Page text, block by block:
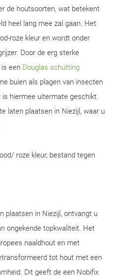
de houtsoorten, wat betekent
heel lang mee zal gaan. Het
roze kleur en wordt onder
Door de erg sterke
een Douglas schutting
buien als plagen van insecten
hiermee uitermate geschikt
laten plaatsen in Niezijl, waar u
roze kleur, bestand tegen
plaatsen in Niezijl, ontvangt u
ongekende topkwaliteit. Het
naaldhout en met
tot hout met een
Dit geeft de een Nobifix